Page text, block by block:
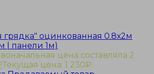
грядка" оцинкованная 0.8х2м
| панели 1м)
цена составляла 2
Текущая цена: 1 230₽.